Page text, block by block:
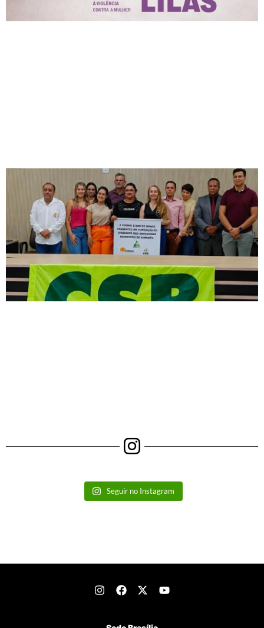
Seguir no Instagram